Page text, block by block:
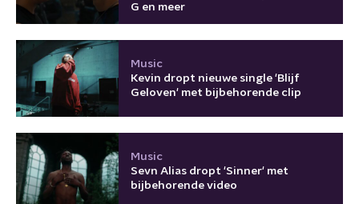
G en meer
Music
Kevin dropt nieuwe single 'Blijf
Geloven' met bijbehorende clip
Music
Sevn Alias dropt 'Sinner' met
bijbehorende video